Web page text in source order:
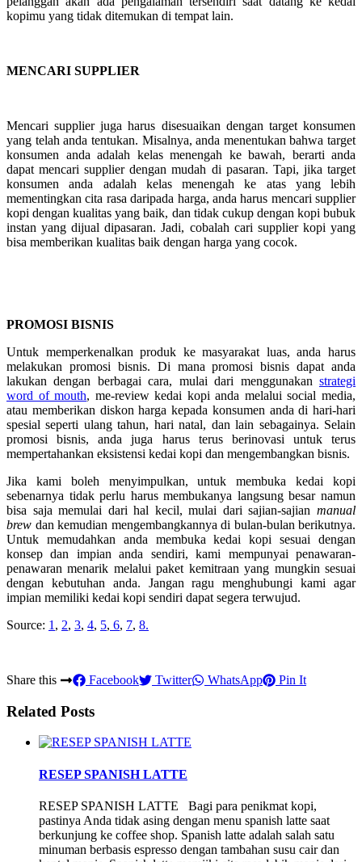
kopimu yang tidak ditemukan di tempat lain.
MENCARI SUPPLIER
Mencari supplier juga harus disesuaikan dengan target konsumen
yang telah anda tentukan. Misalnya, anda menentukan bahwa target
konsumen anda adalah kelas menengah ke bawah, berarti anda
dapat mencari supplier dengan mudah di pasaran. Tapi, jika target
konsumen anda adalah kelas menengah ke atas yang lebih
mementingkan cita rasa daripada harga, anda harus mencari supplier
kopi dengan kualitas yang baik, dan tidak cukup dengan kopi bubuk
instan yang dijual dipasaran. Jadi, cobalah cari supplier kopi yang
bisa memberikan kualitas baik dengan harga yang cocok.
PROMOSI BISNIS
Untuk memperkenalkan produk ke masyarakat luas, anda harus
melakukan promosi bisnis. Di mana promosi bisnis dapat anda
lakukan dengan berbagai cara, mulai dari menggunakan strategi
word of mouth, me-review kedai kopi anda melalui social media,
atau memberikan diskon harga kepada konsumen anda di hari-hari
spesial seperti ulang tahun, hari natal, dan lain sebagainya. Selain
promosi bisnis, anda juga harus terus berinovasi untuk terus
mempertahankan eksistensi kedai kopi dan mengembangkan bisnis.
Jika kami boleh menyimpulkan, untuk membuka kedai kopi
sebenarnya tidak perlu harus membukanya langsung besar namun
bisa saja memulai dari hal kecil, mulai dari sajian-sajian manual
brew dan kemudian mengembangkannya di bulan-bulan berikutnya.
Untuk memudahkan anda membuka kedai kopi sesuai dengan
konsep dan impian anda sendiri, kami mempunyai penawaran-
penawaran menarik melalui paket kemitraan yang mungkin sesuai
dengan kebutuhan anda. Jangan ragu menghubungi kami agar
impian memiliki kedai kopi sendiri dapat segera terwujud.
Source: 1 , 2, 3, 4, 5, 6, 7, 8.
Share this Facebook Twitter WhatsApp Pin It
Related Posts
RESEP SPANISH LATTE
RESEP SPANISH LATTE Bagi para penikmat kopi,
pastinya Anda tidak asing dengan menu spanish latte saat
berkunjung ke coffee shop. Spanish latte adalah salah satu
minuman berbasis espresso dengan tambahan susu cair dan